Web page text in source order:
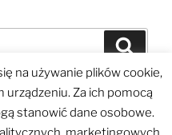
na używanie plików cookie,
Za ich pomocą
stanowić dane osobowe.